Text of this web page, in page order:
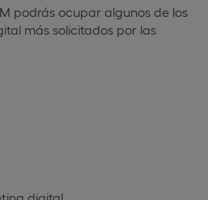
podrás ocupar algunos de los
más solicitados por las